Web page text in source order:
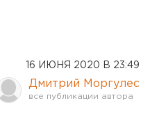
16 ИЮНЯ 2020 В 23:49
Дмитрий Моргулес